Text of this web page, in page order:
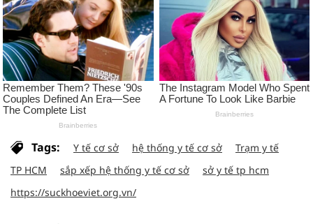
Tags: Y tế cơ sở hệ thống y tế cơ sở
Trạm y tế
TP HCM
sắp xếp hệ thống y tế cơ sở
sở y tế tp hcm
https://suckhoeviet.org.vn/